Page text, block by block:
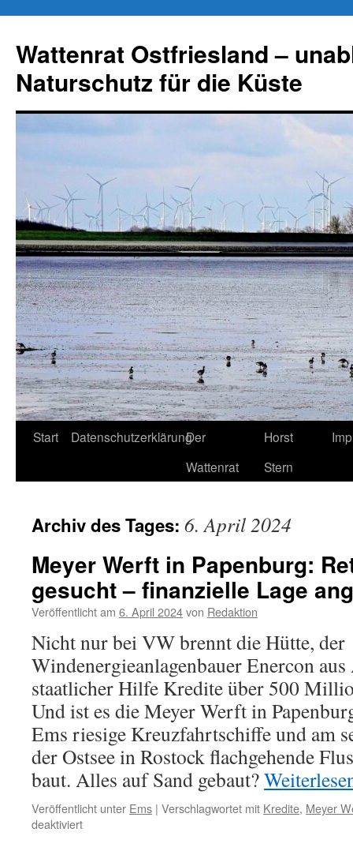
springen
Wattenrat Ostfriesland –
Naturschutz für die Küste
Start DatenschutzerklärungDer
Wattenrat
Horst
Stern
Archiv des Tages: 6. April 2024
Meyer Werft in Papenburg:
gesucht – finanzielle Lage
Veröffentlicht am 6. April 2024von Redaktion
Nicht nur bei VW brennt die Hütte, der
Windenergieanlagenbauer Enercon
staatlicher Hilfe Kredite über 500
Und ist es die Meyer Werft in
Ems riesige Kreuzfahrtschiffe und am
der Ostsee in Rostock flachgehende
baut. Alles auf Sand gebaut?
Veröffentlicht unter Ems | Verschlagwortet mit Kredite, Meyer
deaktiviertfür